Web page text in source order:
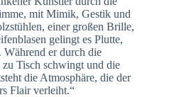
mit Mimik, Gestik und
einer großen Brille,
gelingt es Plutte,
Während er durch die
Tisch schwingt und die
die Atmosphäre, die der
Flair verleiht.“